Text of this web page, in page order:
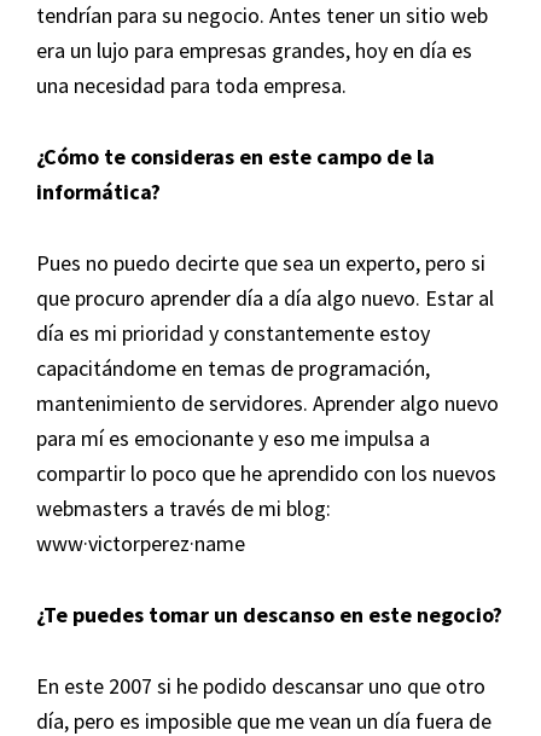
tendrían para su negocio. Antes tener un sitio web
era un lujo para empresas grandes, hoy en día es
una necesidad para toda empresa.
¿Cómo te consideras en este campo de la
informática?
Pues no puedo decirte que sea un experto, pero si
que procuro aprender día a día algo nuevo. Estar al
día es mi prioridad y constantemente estoy
capacitándome en temas de programación,
mantenimiento de servidores. Aprender algo nuevo
para mí es emocionante y eso me impulsa a
compartir lo poco que he aprendido con los nuevos
webmasters a través de mi blog:
www·victorperez·name
¿Te puedes tomar un descanso en este negocio?
En este 2007 si he podido descansar uno que otro
día, pero es imposible que me vean un día fuera de